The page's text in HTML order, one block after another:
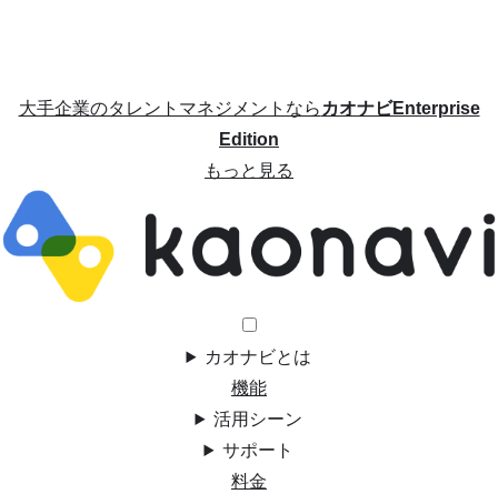
大手企業のタレントマネジメントならカオナビEnterprise
Edition
もっと見る
カオナビとは
機能
活用シーン
サポート
料金